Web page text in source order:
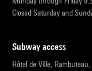
Closed Saturday and
subway access
Hôtel de Ville,